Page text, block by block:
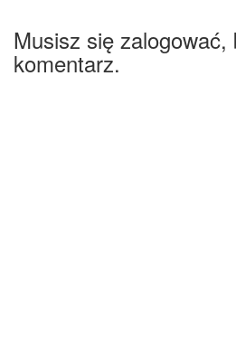
Musisz się
komentarz.